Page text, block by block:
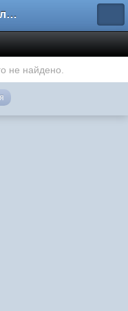
Форум владельцев интернет-магазинов
не найдено.